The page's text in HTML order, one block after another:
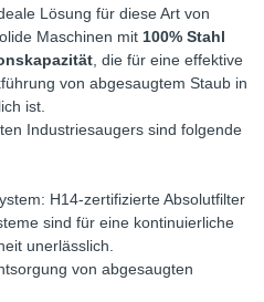
Lösung für diese Art von
Maschinen mit 100% Stahl
, die für eine effektive
von abgesaugtem Staub in
ist.
Industriesaugers sind folgende
H14-zertifizierte Absolutfilter
sind für eine kontinuierliche
unerlässlich.
von abgesaugten